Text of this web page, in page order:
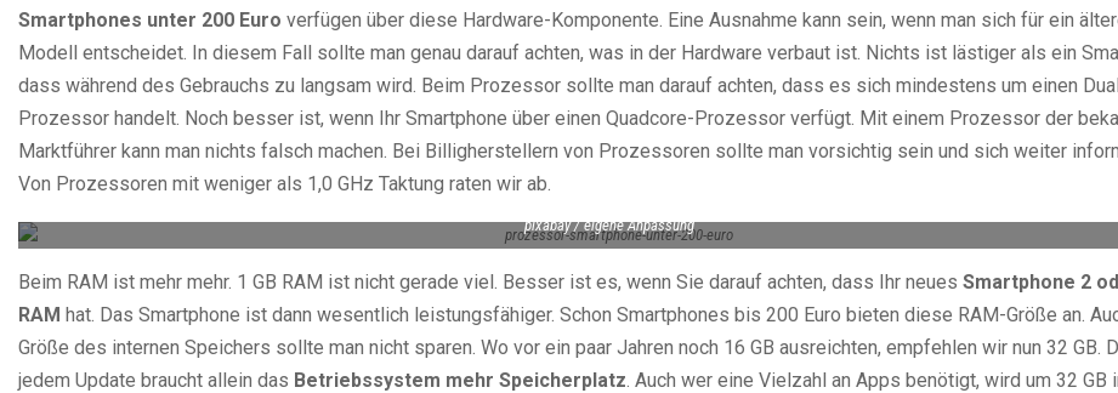
Smartphones unter 200 Euro verfügen über diese Hardware-Komponente. Eine Ausnahme kann sein, wenn man sich für ein
Modell entscheidet. In diesem Fall sollte man genau darauf achten, was in der Hardware verbaut ist. Nichts ist lästiger als ein
dass während des Gebrauchs zu langsam wird. Beim Prozessor sollte man darauf achten, dass es sich mindestens um einen
Prozessor handelt. Noch besser ist, wenn Ihr Smartphone über einen Quadcore-Prozessor verfügt. Mit einem Prozessor der
Marktführer kann man nichts falsch machen. Bei Billigherstellern von Prozessoren sollte man vorsichtig sein und sich weiter
Von Prozessoren mit weniger als 1,0 GHz Taktung raten wir ab.
pixabay / eigene Anpassung
Beim RAM ist mehr mehr. 1 GB RAM ist nicht gerade viel. Besser ist es, wenn Sie darauf achten, dass Ihr neues Smartphone 2
RAM hat. Das Smartphone ist dann wesentlich leistungsfähiger. Schon Smartphones bis 200 Euro bieten diese RAM-Größe an.
Größe des internen Speichers sollte man nicht sparen. Wo vor ein paar Jahren noch 16 GB ausreichten, empfehlen wir nun 32 GB.
jedem Update braucht allein das Betriebssystem mehr Speicherplatz . Auch wer eine Vielzahl an Apps benötigt, wird um 32 GB